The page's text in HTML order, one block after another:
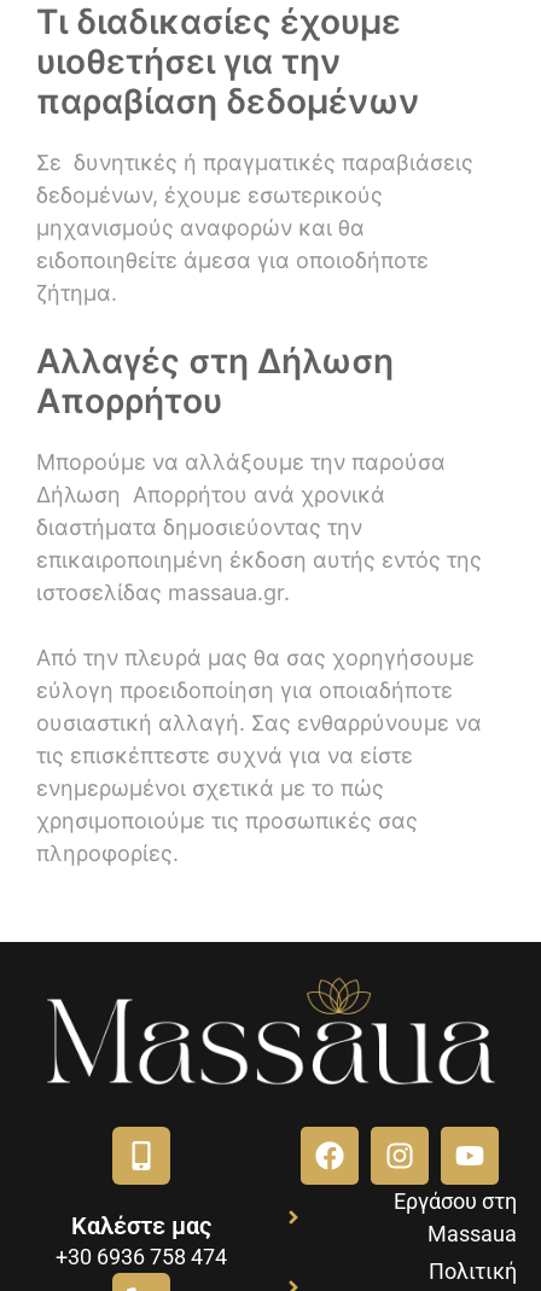
Τι διαδικασίες έχουμε
υιοθετήσει για την
παραβίαση δεδομένων
Σε δυνητικές ή πραγματικές παραβιάσεις
δεδομένων, έχουμε εσωτερικούς
μηχανισμούς αναφορών και θα
ειδοποιηθείτε άμεσα για οποιοδήποτε
ζήτημα.
Αλλαγές στη Δήλωση
Απορρήτου
Μπορούμε να αλλάξουμε την παρούσα
Δήλωση Απορρήτου ανά χρονικά
διαστήματα δημοσιεύοντας την
επικαιροποιημένη έκδοση αυτής εντός της
ιστοσελίδας massaua.gr.
Από την πλευρά μας θα σας χορηγήσουμε
εύλογη προειδοποίηση για οποιαδήποτε
ουσιαστική αλλαγή. Σας ενθαρρύνουμε να
τις επισκέπτεστε συχνά για να είστε
ενημερωμένοι σχετικά με το πώς
χρησιμοποιούμε τις προσωπικές σας
πληροφορίες.
Καλέστε μας
+30 6936 758 474
Εργάσου στη
Massaua
Πολιτική